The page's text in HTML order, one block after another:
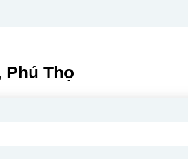
Phú Thọ